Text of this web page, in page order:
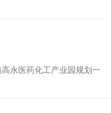
永医药化工产业园规划一